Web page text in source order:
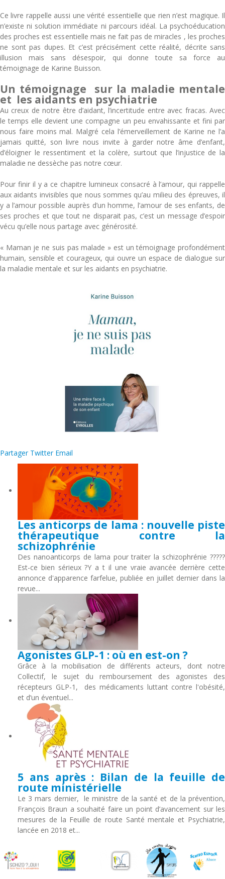
Ce livre rappelle aussi une vérité essentielle que rien n’est magique. Il
n’existe ni solution immédiate ni parcours idéal. La psychoéducation
des proches est essentielle mais ne fait pas de miracles , les proches
ne sont pas dupes. Et c’est précisément cette réalité, décrite sans
illusion mais sans désespoir, qui donne toute sa force au
témoignage de Karine Buisson.
Un témoignage sur la maladie mentale
et les aidants en psychiatrie
Au creux de notre être d’aidant, l’incertitude entre avec fracas. Avec
le temps elle devient une compagne un peu envahissante et fini par
nous faire moins mal. Malgré cela l’émerveillement de Karine ne l’a
jamais quitté, son livre nous invite à garder notre âme d’enfant,
d’éloigner le ressentiment et la colère, surtout que l’injustice de la
maladie ne dessèche pas notre cœur.
Pour finir il y a ce chapitre lumineux consacré à l’amour, qui rappelle
aux aidants invisibles que nous sommes qu’au milieu des épreuves, il
y a l’amour possible auprès d’un homme, l’amour de ses enfants, de
ses proches et que tout ne disparait pas, c’est un message d’espoir
vécu qu’elle nous partage avec générosité.
« Maman je ne suis pas malade » est un témoignage profondément
humain, sensible et courageux, qui ouvre un espace de dialogue sur
la maladie mentale et sur les aidants en psychiatrie.
Partager Twitter Email
Les anticorps de lama : nouvelle piste
thérapeutique contre la
schizophrénie
Des nanoanticorps de lama pour traiter la schizophrénie ?????
Est-ce bien sérieux ?Y a t il une vraie avancée derrière cette
annonce d'apparence farfelue, publiée en juillet dernier dans la
revue...
Agonistes GLP-1 : où en est-on ?
Grâce à la mobilisation de différents acteurs, dont notre
Collectif, le sujet du remboursement des agonistes des
récepteurs GLP-1, des médicaments luttant contre l'obésité,
et d’un éventuel...
5 ans après : Bilan de la feuille de
route ministérielle
Le 3 mars dernier, le ministre de la santé et de la prévention,
François Braun a souhaité faire un point d’avancement sur les
mesures de la Feuille de route Santé mentale et Psychiatrie,
lancée en 2018 et...